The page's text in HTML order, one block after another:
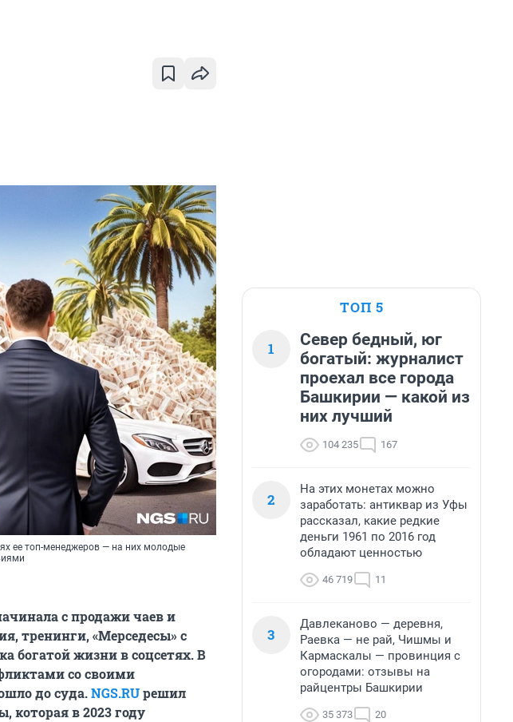
ее топ-менеджеров — на них молодые
с продажи чаев и
тренинги, «Мерседесы» с
богатой жизни в соцсетях. В
со своими
до суда.NGS.RUрешил
которая в 2023 году
ТОП 5
1
Север бедный, юг
богатый: журналист
проехал все города
Башкирии — какой из
них лучший
104 235 167
2
На этих монетах можно
заработать: антиквар из Уфы
рассказал, какие редкие
деньги 1961 по 2016 год
обладают ценностью
46 719 11
3
Давлеканово — деревня,
Раевка — не рай, Чишмы и
Кармаскалы — провинция с
огородами: отзывы на
райцентры Башкирии
35 373 20